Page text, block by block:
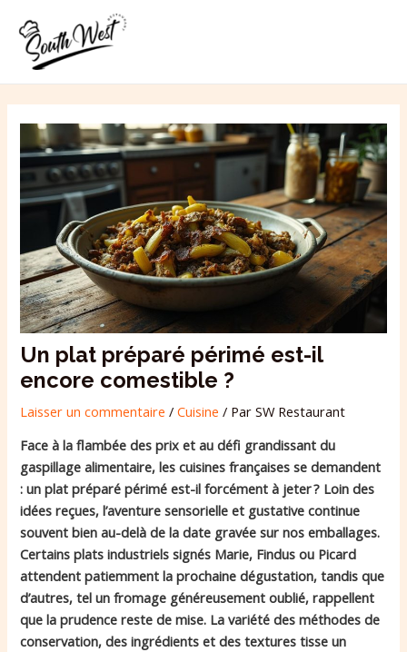
contenu
Un plat préparé périmé est-il
encore comestible ?
Laisser un commentaire /Cuisine / ParSW Restaurant
Face à la flambée des prix et au défi grandissant du
gaspillage alimentaire, les cuisines françaises se demandent
: un plat préparé périmé est-il forcément à jeter ? Loin des
idées reçues, l’aventure sensorielle et gustative continue
souvent bien au-delà de la date gravée sur nos emballages.
Certains plats industriels signés Marie, Findus ou Picard
attendent patiemment la prochaine dégustation, tandis que
d’autres, tel un fromage généreusement oublié, rappellent
que la prudence reste de mise. La variété des méthodes de
conservation, des ingrédients et des textures tisse un